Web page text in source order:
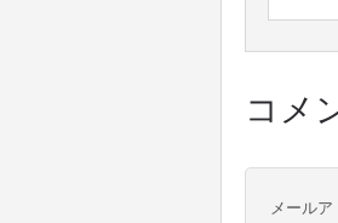
コメ
メール